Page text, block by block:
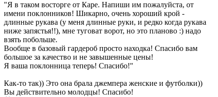
"Я в таком восторге от Каре. Напиши им пожалуйста, от
имени поклонников! Шикарно, очень хороший крой -
длинные рукава (у меня длинные руки, и редко когда рукава
ниже запястья!!), мне туговат ворот, но это планово :) надо
взять побольше.
Вообще в базовый гардероб просто находка! Спасибо вам
большое за качество и не завышенные цены!
Я ваша поклонница теперь! Спасибо!"
Как-то так)) Это она брала джемпера женские и футболки))
Вы действительно молодцы! Спасибо!